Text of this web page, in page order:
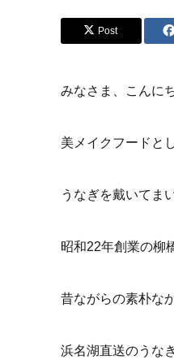
Post
みなさま、こんに
美メイクフードと
うなぎを戴いてま
昭和22年創業の柳
昔ながらの素朴な
浜名湖直送のうな